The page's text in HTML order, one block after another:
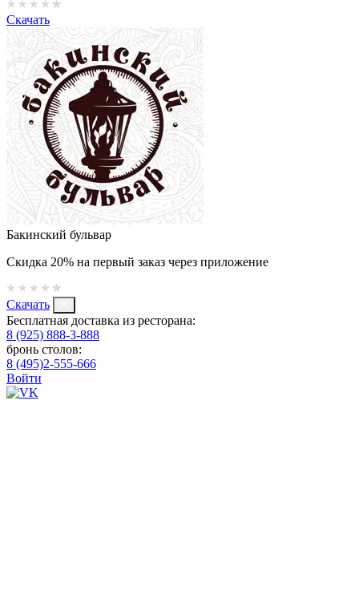
Скачать
Бакинский бульвар
Скидка 20% на первый заказ через приложение
Скачать
Бесплатная доставка из ресторана:
8 (925) 888-3-888
бронь столов:
8 (495)2-555-666
Войти